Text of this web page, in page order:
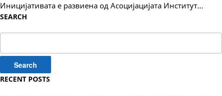
SEARCH
for:
RECENT POSTS
Иницијативата е развиена од Асоцијацијата Институт…